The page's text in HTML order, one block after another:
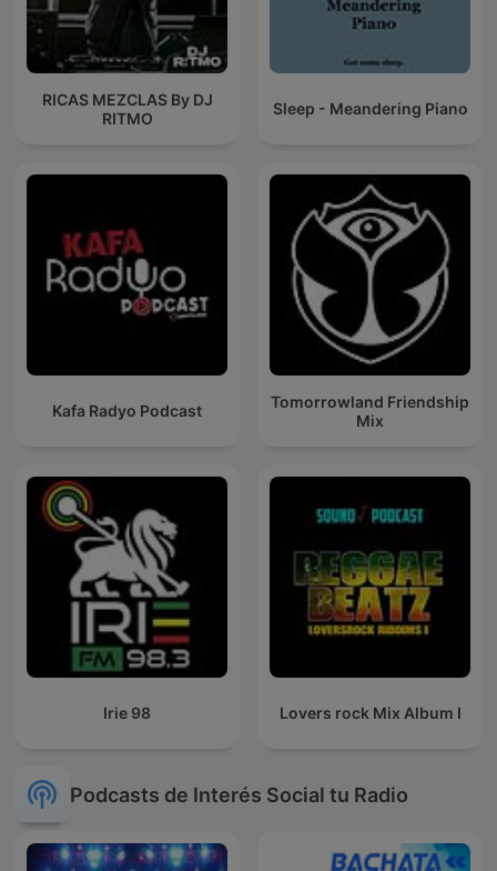
RICAS MEZCLAS By DJ
RITMO
Sleep - Meandering Piano
Kafa Radyo Podcast
Tomorrowland Friendship
Mix
Irie 98 Lovers rock Mix Album I
Podcasts de Interés Social tu Radio